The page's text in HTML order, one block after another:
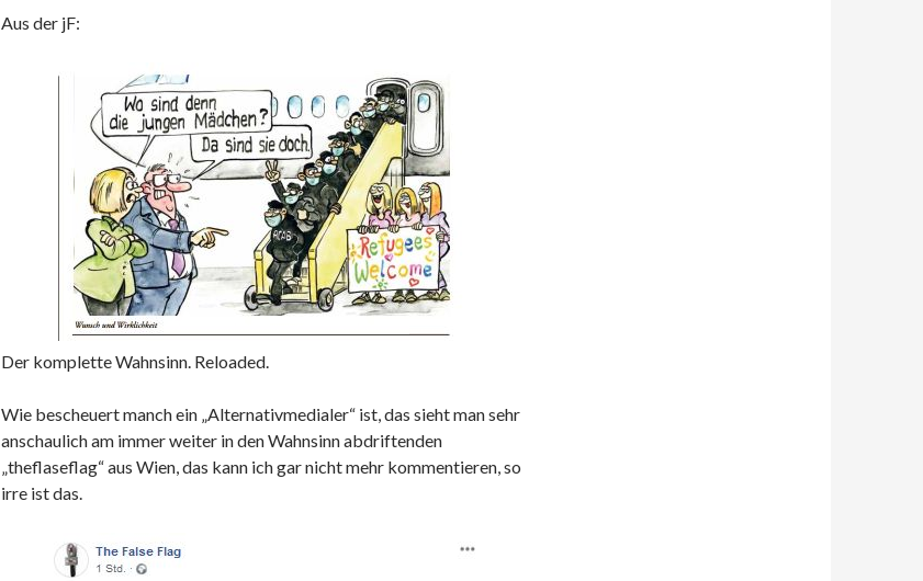
Aus der jF:
Der komplette Wahnsinn. Reloaded.
Wie bescheuert manch ein „Alternativmedialer“ ist, das sieht man sehr
anschaulich am immer weiter in den Wahnsinn abdriftenden
„theflaseflag“ aus Wien, das kann ich gar nicht mehr kommentieren, so
irre ist das.